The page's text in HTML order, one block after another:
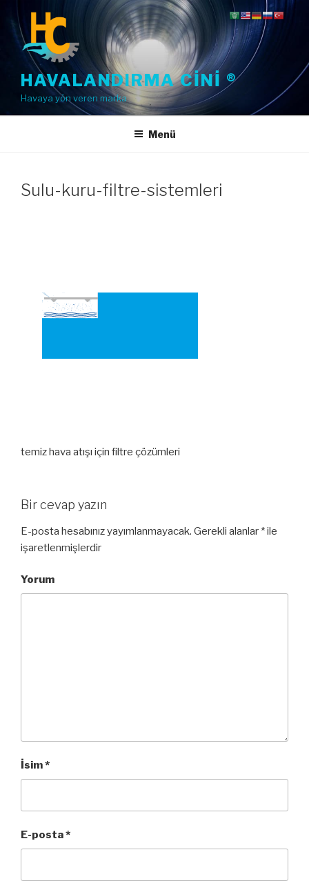
geç
HAVALANDIRMA CINI ®
Havaya yön veren marka
Menü
Sulu-kuru-filtre-sistemleri
temiz hava atışı için filtre çözümleri
Bir cevap yazın
E-posta hesabınız yayımlanmayacak. Gerekli alanlar *ile
işaretlenmişlerdir
Yorum
İsim*
E-posta*